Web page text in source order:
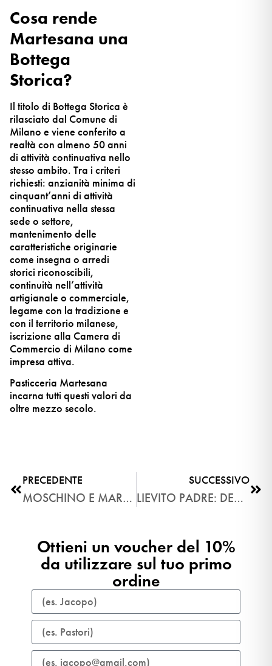
Cosa rende
Martesana una
Bottega
Storica?
Il titolo di Bottega Storica è
rilasciato dal Comune di
Milano e viene conferito a
realtà con almeno 50 anni
di attività continuativa nello
stesso ambito. Tra i criteri
richiesti: anzianità minima di
cinquant’anni di attività
continuativa nella stessa
sede o settore,
mantenimento delle
caratteristiche originarie
come insegna o arredi
storici riconoscibili,
continuità nell’attività
artigianale o commerciale,
legame con la tradizione e
con il territorio milanese,
iscrizione alla Camera di
Commercio di Milano come
impresa attiva.
Pasticceria Martesana
incarna tutti questi valori da
oltre mezzo secolo.
PRECEDENTE
MOSCHINO E MARTESANA: IL PANETTONE COLLEZIONE 0 PER NATALE 2024
SUCCESSIVO
LIEVITO PADRE: DENTRO IL LABORATORIO DI MARTESANA MILANO | EP. 2 AUTUNNO INVERNO
Ottieni un voucher del 10%
da utilizzare sul tuo primo
ordine​